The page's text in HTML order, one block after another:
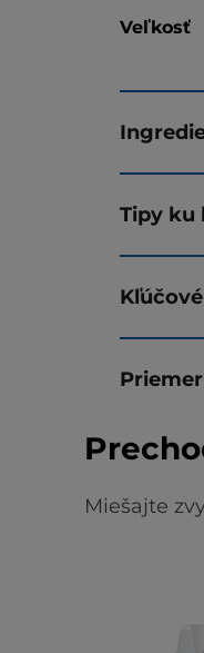
Veľkosť
Tipy ku
Miešajte